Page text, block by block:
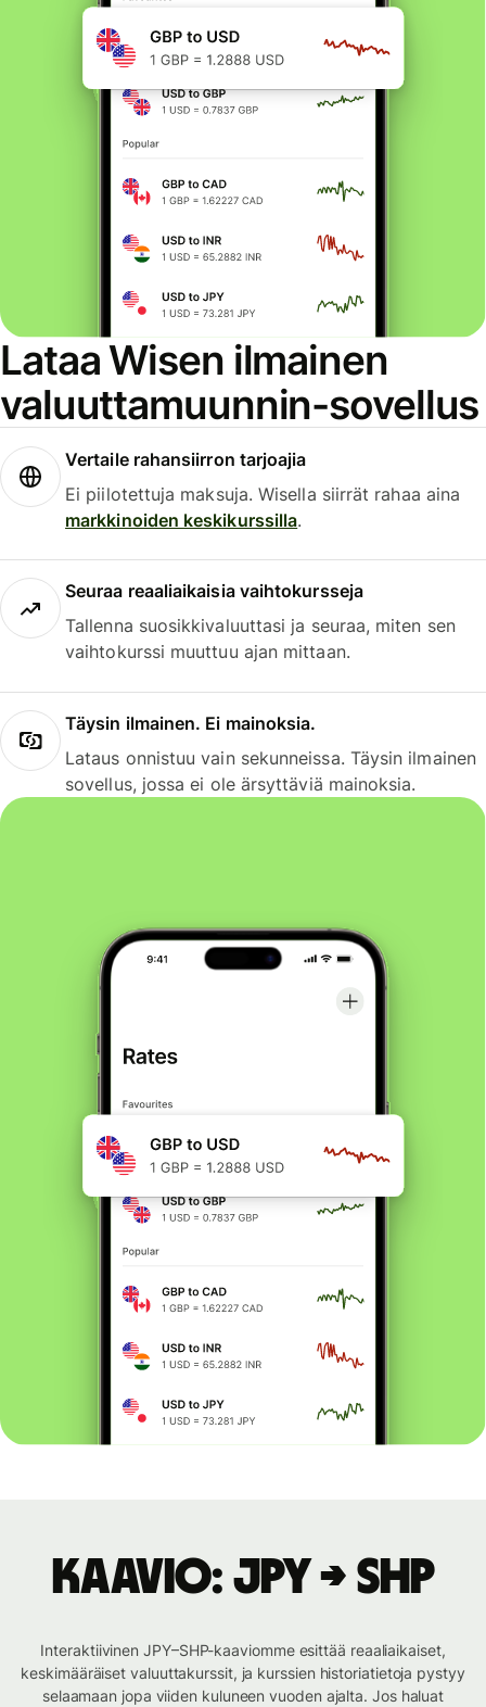
Lataa Wisen ilmainen
valuuttamuunnin-sovellus
Vertaile rahansiirron tarjoajia
Ei piilotettuja maksuja. Wisella siirrät rahaa aina
markkinoiden keskikurssilla.
Seuraa reaaliaikaisia vaihtokursseja
Tallenna suosikkivaluuttasi ja seuraa, miten sen
vaihtokurssi muuttuu ajan mittaan.
Täysin ilmainen. Ei mainoksia.
Lataus onnistuu vain sekunneissa. Täysin ilmainen
sovellus, jossa ei ole ärsyttäviä mainoksia.
Kaavio: JPY → SHP
Interaktiivinen JPY–SHP-kaaviomme esittää reaaliaikaiset,
keskimääräiset valuuttakurssit, ja kurssien historiatietoja pystyy
selaamaan jopa viiden kuluneen vuoden ajalta. Jos haluat